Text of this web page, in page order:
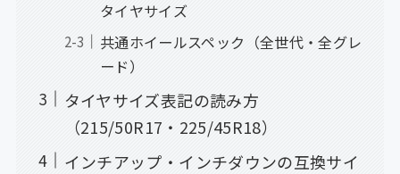
タイヤサイズ
共通ホイールスペック（全世代・全グレ
ード）
タイヤサイズ表記の読み方
（215/50R17・225/45R18）
インチアップ・インチダウンの互換サイ